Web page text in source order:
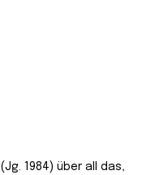
1984) über all das,